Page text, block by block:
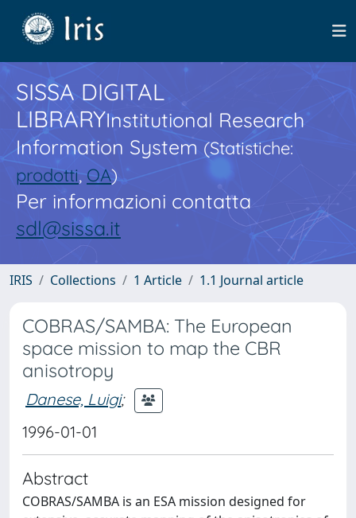
SISSA DIGITAL
LIBRARYInstitutional Research
Information System(Statistiche:
prodotti,OA)
Per informazioni contatta
sdl@sissa.it
IRIS Collections 1 Article 1.1 Journal article
COBRAS/SAMBA: The European
space mission to map the CBR
anisotropy
Danese, Luigi;
1996-01-01
Abstract
COBRAS/SAMBA is an ESA mission designed for